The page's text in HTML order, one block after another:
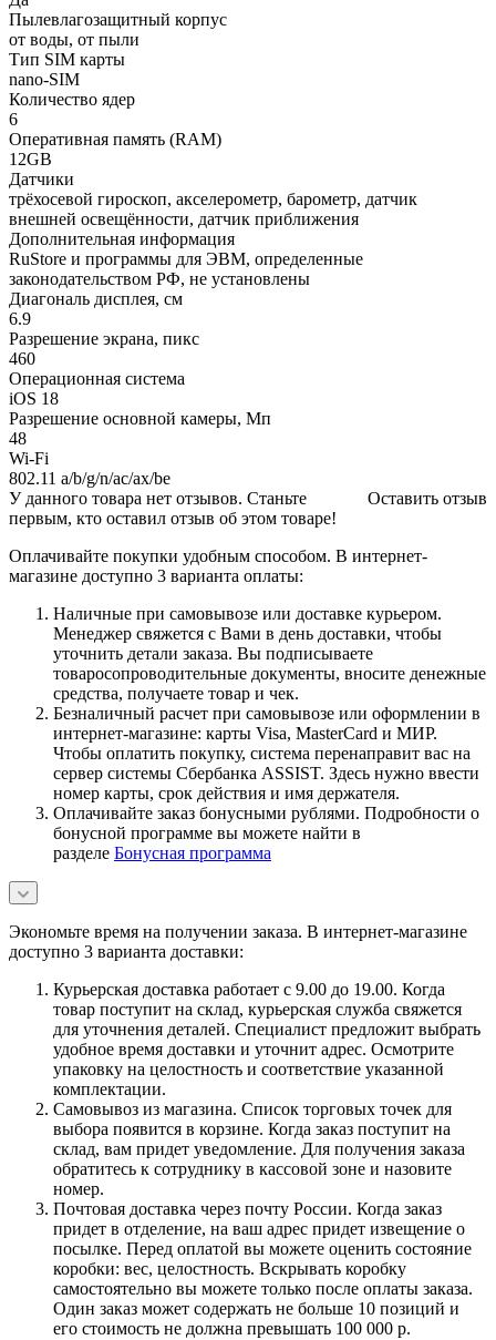
Пылевлагозащитный корпус
от воды, от пыли
Тип SIM карты
nano-SIM
Количество ядер
6
Оперативная память (RAM)
12GB
Датчики
трёхосевой гироскоп, акселерометр, барометр, датчик
внешней освещённости, датчик приближения
Дополнительная информация
RuStore и программы для ЭВМ, определенные
законодательством РФ, не установлены
Диагональ дисплея, см
6.9
Разрешение экрана, пикс
460
Операционная система
iOS 18
Разрешение основной камеры, Мп
48
Wi-Fi
802.11 a/b/g/n/ac/ax/be
Оставить отзыв
У данного товара нет отзывов. Станьте
первым, кто оставил отзыв об этом товаре!
Оплачивайте покупки удобным способом. В интернет-
магазине доступно 3 варианта оплаты:
Наличные при самовывозе или доставке курьером.
Менеджер свяжется с Вами в день доставки, чтобы
уточнить детали заказа. Вы подписываете
товаросопроводительные документы, вносите денежные
средства, получаете товар и чек.
Безналичный расчет при самовывозе или оформлении в
интернет-магазине: карты Visa, MasterCard и МИР.
Чтобы оплатить покупку, система перенаправит вас на
сервер системы Сбербанка ASSIST. Здесь нужно ввести
номер карты, срок действия и имя держателя.
Оплачивайте заказ бонусными рублями. Подробности о
бонусной программе вы можете найти в
разделе Бонусная программа
Экономьте время на получении заказа. В интернет-магазине
доступно 3 варианта доставки:
Курьерская доставка работает с 9.00 до 19.00. Когда
товар поступит на склад, курьерская служба свяжется
для уточнения деталей. Специалист предложит выбрать
удобное время доставки и уточнит адрес. Осмотрите
упаковку на целостность и соответствие указанной
комплектации.
Самовывоз из магазина. Список торговых точек для
выбора появится в корзине. Когда заказ поступит на
склад, вам придет уведомление. Для получения заказа
обратитесь к сотруднику в кассовой зоне и назовите
номер.
Почтовая доставка через почту России. Когда заказ
придет в отделение, на ваш адрес придет извещение о
посылке. Перед оплатой вы можете оценить состояние
коробки: вес, целостность. Вскрывать коробку
самостоятельно вы можете только после оплаты заказа.
Один заказ может содержать не больше 10 позиций и
его стоимость не должна превышать 100 000 р.